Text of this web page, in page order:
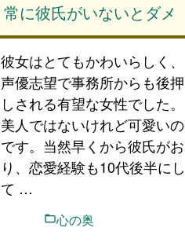
常に彼氏がいないとダメ
彼女はとてもかわいらしく、
声優志望で事務所からも後押
しされる有望な女性でした。
美人ではないけれど可愛いの
です。当然早くから彼氏がお
り、恋愛経験も10代後半にし
て …
心の奥